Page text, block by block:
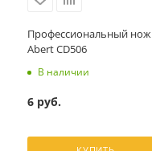
Профессиональный нож
Abert CD506
В наличии
6руб.